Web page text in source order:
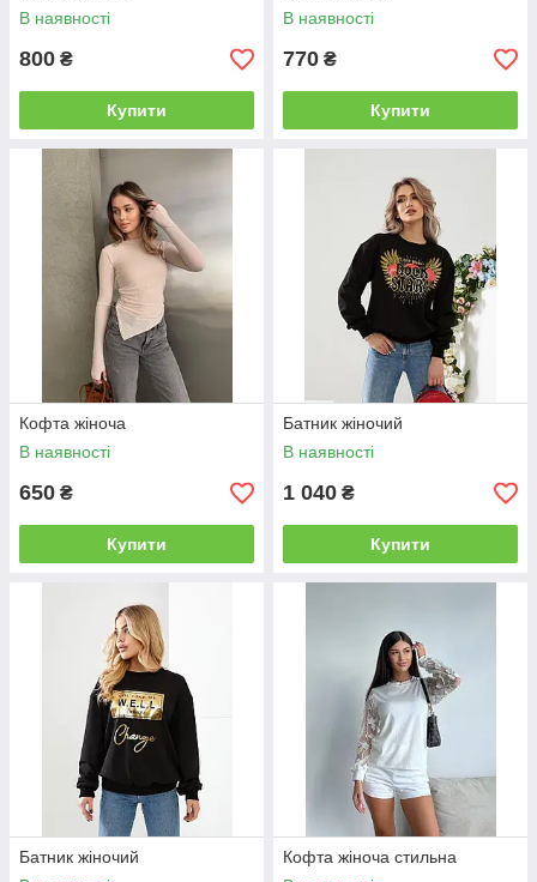
В наявності
800 ₴
Купити
В наявності
770 ₴
Купити
Кофта жіноча
В наявності
650 ₴
Купити
Батник жіночий
В наявності
1 040 ₴
Купити
Батник жіночий
Кофта жіноча стильна